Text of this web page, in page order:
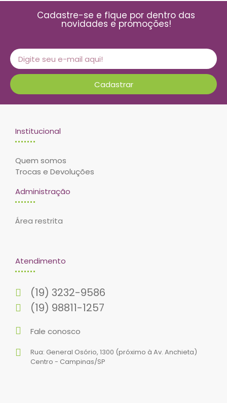
Cadastre-se e fique por dentro das
novidades e promoções!
Cadastrar
Institucional
Quem somos
Trocas e Devoluções
Administração
Área restrita
Atendimento
(19) 3232-9586
(19) 98811-1257
Fale conosco
Rua: General Osório, 1300 (próximo à Av. Anchieta)
Centro - Campinas/SP